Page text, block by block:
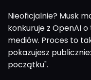
Nieoficjalnie? Musk
konkuruje z OpenAI
mediów. Proces to
pokazujesz
początku".